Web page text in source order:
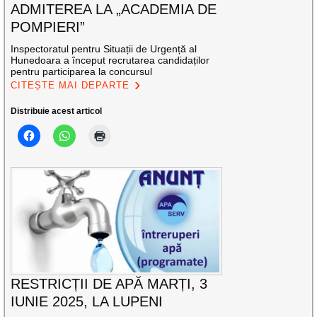
ADMITEREA LA „ACADEMIA DE
POMPIERI”
Inspectoratul pentru Situații de Urgență al
Hunedoara a început recrutarea candidaților
pentru participarea la concursul
CITEȘTE MAI DEPARTE
Distribuie acest articol
RESTRICȚII DE APĂ MARȚI, 3
IUNIE 2025, LA LUPENI